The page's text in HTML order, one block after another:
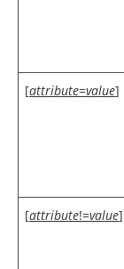
[attribute=value]
[attribute!=value]